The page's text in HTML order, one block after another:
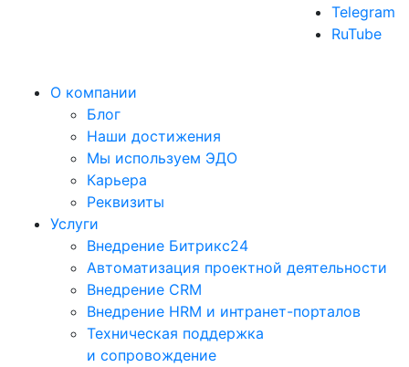
Telegram
RuTube
О компании
Блог
Наши достижения
Мы используем ЭДО
Карьера
Реквизиты
Услуги
Внедрение Битрикс24
Автоматизация проектной деятельности
Внедрение CRM
Внедрение HRM и интранет-порталов
Техническая поддержка
и сопровождение